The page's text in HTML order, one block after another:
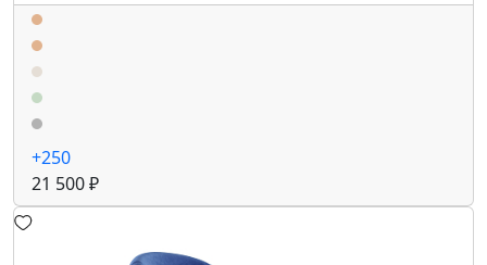
+250
21 500 ₽